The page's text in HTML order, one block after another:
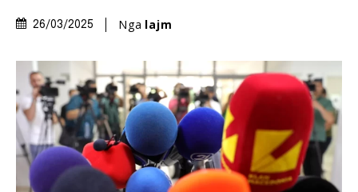
26/03/2025 Nga lajm